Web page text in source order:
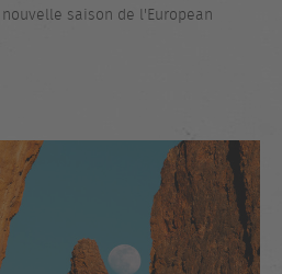
saison de l'European